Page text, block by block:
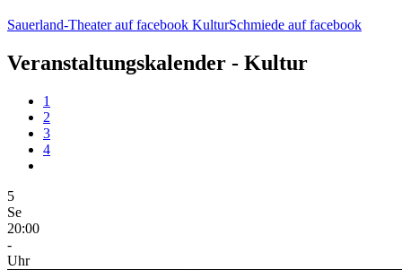
Sauerland-Theater auf facebook KulturSchmiede auf facebook
Veranstaltungskalender - Kultur
1
2
3
4
5
Se
20:00
-
Uhr